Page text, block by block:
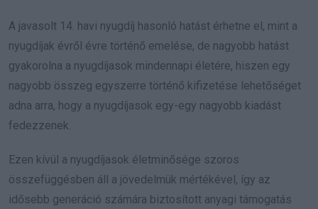
A javasolt 14. havi nyugdíj hasonló hatást érhetne el, mint a
nyugdíjak évről évre történő emelése, de nagyobb hatást
gyakorolna a nyugdíjasok mindennapi életére, hiszen egy
nagyobb összeg egyszerre történő kifizetése lehetőséget
adna arra, hogy a nyugdíjasok egy-egy nagyobb kiadást
fedezzenek.
Ezen kívül a nyugdíjasok életminősége szoros
összefüggésben áll a jövedelmük mértékével, így az
idősebb generáció számára biztosított anyagi támogatás